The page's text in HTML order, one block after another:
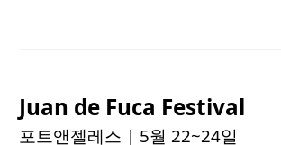
Juan de Fuca Festival
포트앤젤레스 | 5월 22~24일